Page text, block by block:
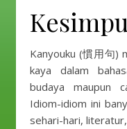
Kanyouku (慣用句)
kaya dalam
budaya maupun
Idiom-idiom ini
sehari-hari,